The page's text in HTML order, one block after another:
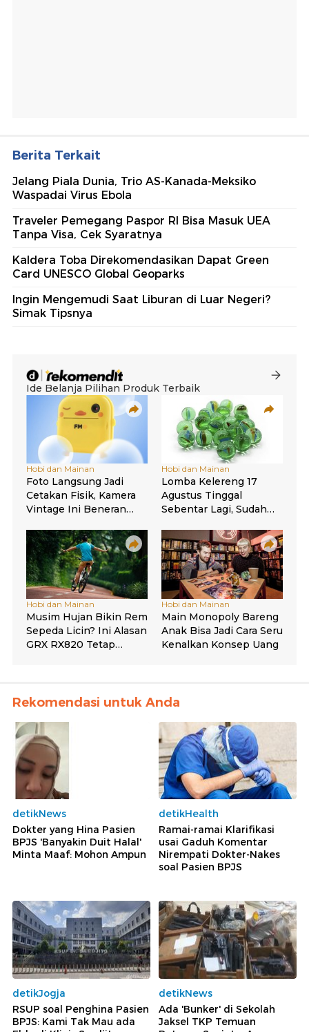
Berita Terkait
Jelang Piala Dunia, Trio AS-Kanada-Meksiko
Waspadai Virus Ebola
Traveler Pemegang Paspor RI Bisa Masuk UEA
Tanpa Visa, Cek Syaratnya
Kaldera Toba Direkomendasikan Dapat Green
Card UNESCO Global Geoparks
Ingin Mengemudi Saat Liburan di Luar Negeri?
Simak Tipsnya
Rekomendasi untuk Anda
detikNews
Dokter yang Hina Pasien
BPJS 'Banyakin Duit Halal'
Minta Maaf: Mohon Ampun
detikHealth
Ramai-ramai Klarifikasi
usai Gaduh Komentar
Nirempati Dokter-Nakes
soal Pasien BPJS
detikJogja
RSUP soal Penghina Pasien
BPJS: Kami Tak Mau ada
detikNews
Ada 'Bunker' di Sekolah
Jaksel TKP Temuan